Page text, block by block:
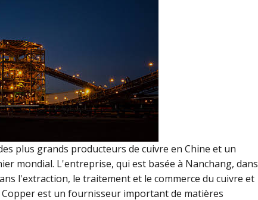
plus grands producteurs de cuivre en Chine et un
mondial. L'entreprise, qui est basée à Nanchang, dans
l'extraction, le traitement et le commerce du cuivre et
est un fournisseur important de matières